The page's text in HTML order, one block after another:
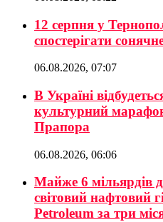
12 серпня у
спостерігати
06.08.2026, 07:07
В Україні
культурний
Прапора
06.08.2026, 06:06
Майже 6 мільярдів
світовий нафтовий
Petroleum за три